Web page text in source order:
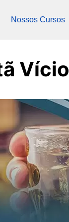
Nossos Cursos